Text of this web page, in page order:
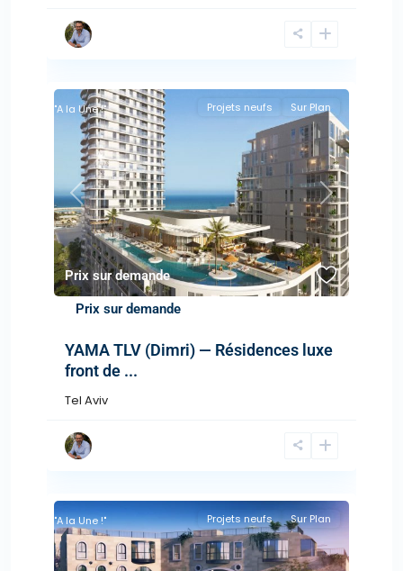
Previous Next
Prix sur demande
Projets neufs Sur Plan
"A la Une !"
Prix sur demande
YAMA TLV (Dimri) — Résidences luxe
front de ...
Tel Aviv
Projets neufs Sur Plan
"A la Une !"